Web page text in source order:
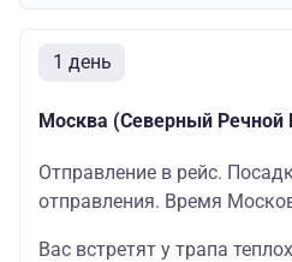
1 день
Москва (Северный Речной
Отправление в рейс.
отправления. Время
Вас встретят у трапа